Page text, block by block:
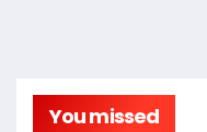
You missed